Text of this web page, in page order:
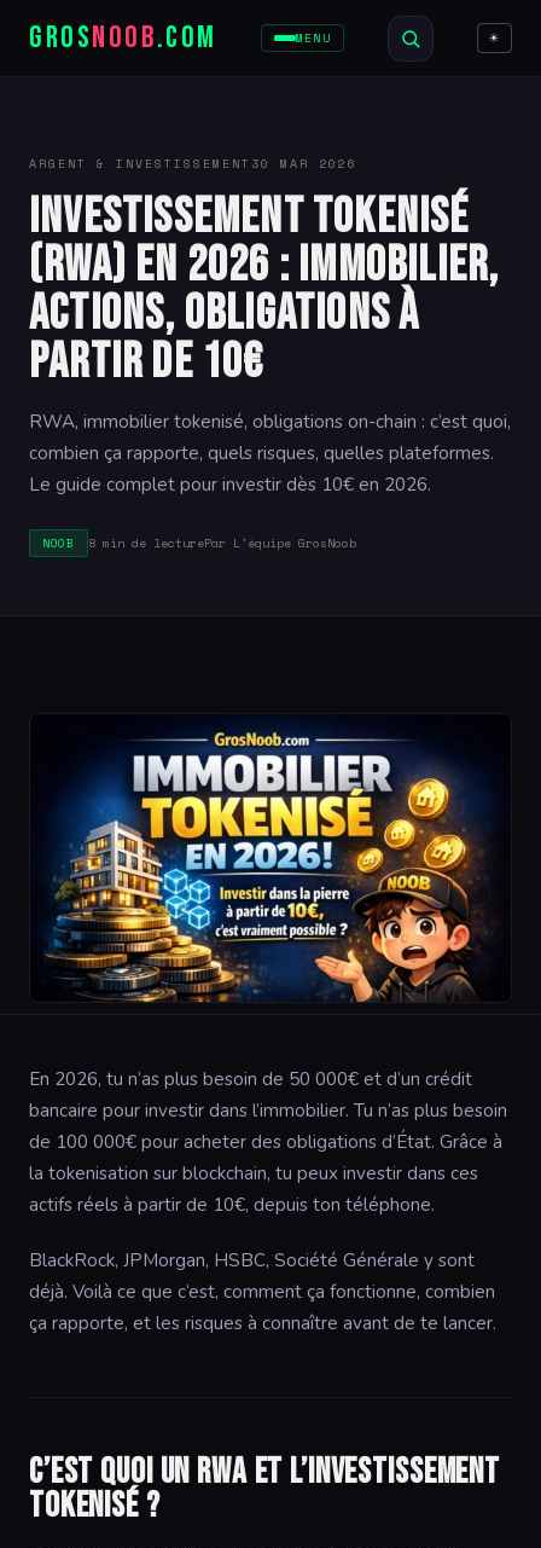
GROSNOOB.COM MENU ☀
ARGENT & INVESTISSEMENT 30 MAR 2026
Investissement tokenisé
(RWA) en 2026 : Immobilier,
actions, obligations à
partir de 10€
RWA, immobilier tokenisé, obligations on-chain : c’est quoi,
combien ça rapporte, quels risques, quelles plateformes.
Le guide complet pour investir dès 10€ en 2026.
NOOB 8 min de lecturePar L'équipe GrosNoob
En 2026, tu n’as plus besoin de 50 000€ et d’un crédit
bancaire pour investir dans l’immobilier. Tu n’as plus besoin
de 100 000€ pour acheter des obligations d’État. Grâce à
la tokenisation sur blockchain, tu peux investir dans ces
actifs réels à partir de 10€, depuis ton téléphone.
BlackRock, JPMorgan, HSBC, Société Générale y sont
déjà. Voilà ce que c’est, comment ça fonctionne, combien
ça rapporte, et les risques à connaître avant de te lancer.
C’est quoi un RWA et l’investissement
tokenisé ?